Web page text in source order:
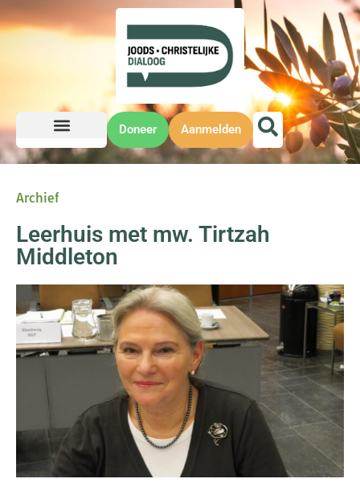
Doneer Aanmelden
Archief
Leerhuis met mw. Tirtzah
Middleton